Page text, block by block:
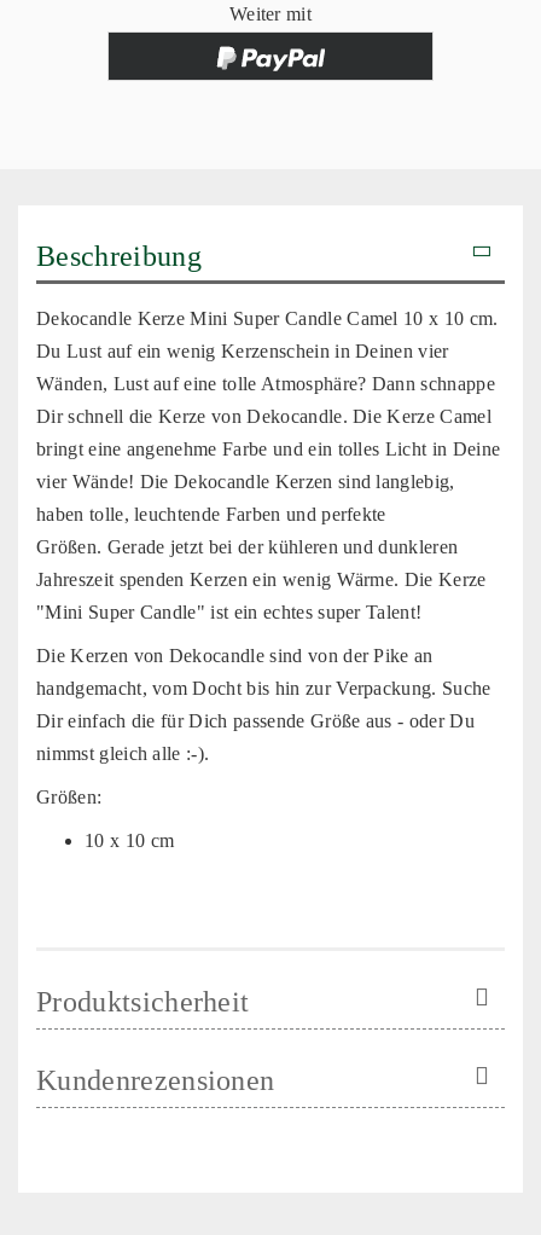
Weiter mit
Beschreibung
Dekocandle Kerze Mini Super Candle Camel 10 x 10 cm.
Du Lust auf ein wenig Kerzenschein in Deinen vier
Wänden, Lust auf eine tolle Atmosphäre? Dann schnappe
Dir schnell die Kerze von Dekocandle. Die Kerze Camel
bringt eine angenehme Farbe und ein tolles Licht in Deine
vier Wände! Die Dekocandle Kerzen sind langlebig,
haben tolle, leuchtende Farben und perfekte
Größen. Gerade jetzt bei der kühleren und dunkleren
Jahreszeit spenden Kerzen ein wenig Wärme. Die Kerze
"Mini Super Candle" ist ein echtes super Talent!
Die Kerzen von Dekocandle sind von der Pike an
handgemacht, vom Docht bis hin zur Verpackung. Suche
Dir einfach die für Dich passende Größe aus - oder Du
nimmst gleich alle :-).
Größen:
10 x 10 cm
Produktsicherheit
Kundenrezensionen